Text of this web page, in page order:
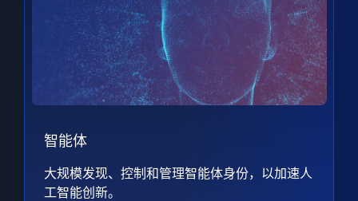
智能体
大规模发现、控制和管理智能体身份，以加速人
工智能创新。